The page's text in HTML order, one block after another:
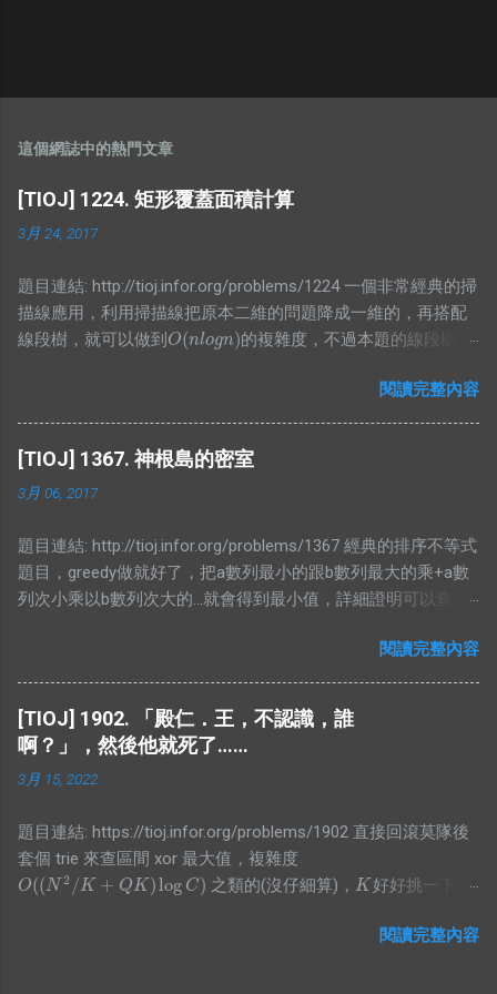
這個網誌中的熱門文章
[TIOJ] 1224. 矩形覆蓋面積計算
3月 24, 2017
題目連結: http://tioj.infor.org/problems/1224 一個非常經典的掃
描線應用，利用掃描線把原本二維的問題降成一維的，再搭配
線段樹，就可以做到 O(nlogn)
O(nlogn)
的複雜度，不過本題的線段樹要
不然我原本是寫讓他存區間和，可是這樣就會再詢問有幾個非
空節點上有困難，所以不妨再存一個值紀錄當前非空節點有幾
個，而顯然當你懶標記值大於0時整段都被覆蓋，所以就是整段
的長度，而沒有整段被覆蓋的時候，那當然就是去看小孩的值
囉，不過仔細想想就會發現區間和根本沒用，所以就砍掉他吧
ALL(x) (x).begin(), (x).end() #define PB push_back typedef long
long lld; typedef pair<int, int> PII; #define FF first #define SS
second const int N = 1000000 + 5; struct bian{ PII pos; int cnt;
vector<pair<int,bian>> E; class SegTree{ private: struct Node{
int len=0; int cnt=0; } arr[4*N]; void pull(int id, int l, int r){
if(arr[id].cnt) arr[id].len = r - l; ...
閱讀完整內容
[TIOJ] 1367. 神根島的密室
3月 06, 2017
題目連結: http://tioj.infor.org/problems/1367 經典的排序不等式
題目，greedy做就好了，把a數列最小的跟b數列最大的乘+a數
列次小乘以b數列次大的...就會得到最小值，詳細證明可以查一
<bits/stdc++.h> using namespace std; #define N 50000 int
arr1[N+5],arr2[N+5]; int main(){ int n;
while(scanf("%d",&n)!=EOF){ for(int
i=0;i<n;i++)scanf("%d",&arr1[i]); for(int
i=0;i<n;i++)scanf("%d",&arr2[i]); sort(arr1,arr1+n,[](int a,int b)
{return a<b;}); sort(arr2,arr2+n,[](int a,int b){return a>b;});
long long)arr1[i]*(unsigned long long)arr2[i]; printf("%llu\n",ans);
} return 0; }
閱讀完整內容
[TIOJ] 1902. 「殿仁．王，不認識，誰
啊？」，然後他就死了……
3月 15, 2022
題目連結: https://tioj.infor.org/problems/1902 直接回滾莫隊後
套個 trie 來查區間 xor 最大值，複雜度
O((N 2 /K + QK)log C)
O((N2/K+Q K) logC) 之類的(沒仔細算)， K
K 好好挑一下就
<algorithm> #include <functional> #include <iostream>閱讀完整內容